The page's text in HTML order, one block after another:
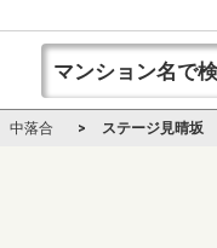
中落合 ステージ見晴坂